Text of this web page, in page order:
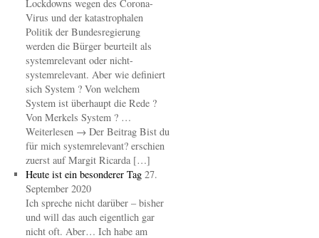
Lockdowns wegen des Corona-
Virus und der katastrophalen
Politik der Bundesregierung
werden die Bürger beurteilt als
systemrelevant oder nicht-
systemrelevant. Aber wie definiert
sich System ? Von welchem
System ist überhaupt die Rede ?
Von Merkels System ? …
Weiterlesen → Der Beitrag Bist du
für mich systemrelevant? erschien
zuerst auf Margit Ricarda […]
Heute ist ein besonderer Tag 27.
September 2020
Ich spreche nicht darüber – bisher
und will das auch eigentlich gar
nicht oft. Aber… Ich habe am